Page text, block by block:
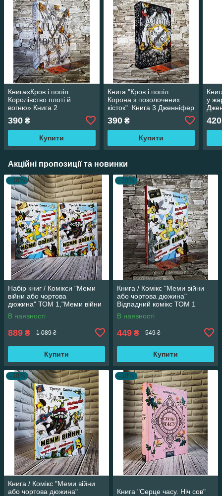
Книга«Кров і попіл.
Королівство плоті й
вогню» Книга 2
Дженніфер Л. Арментраут
390 ₴
Купити
Книга "Кров і попіл.
Корона з позолочених
кісток" Книга 3 Дженніфер
390₴
Купити
у
420
Акційні пропозиції та новинки
–18%
Набір книг / Комікси "Меми
війни або чортова
дюжина" ТОМ 1,"Меми війни
або чортова дюжина" ТОМ 2
В наявності
889 ₴ 1 089 ₴
Купити
–18%
Книга / Комікс "Меми війни
або чортова дюжина"
Відпадний комікс ТОМ 1
Трегуб Ганна
В наявності
449 ₴ 549 ₴
Купити
–18%
Книга / Комікс "Меми війни
або чортова дюжина"
–18%
Книга "Серце часу. Ніч сов"